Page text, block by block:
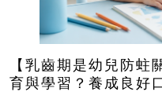
【乳齒期是幼兒防蛀
育與學習？養成良好口腔習慣